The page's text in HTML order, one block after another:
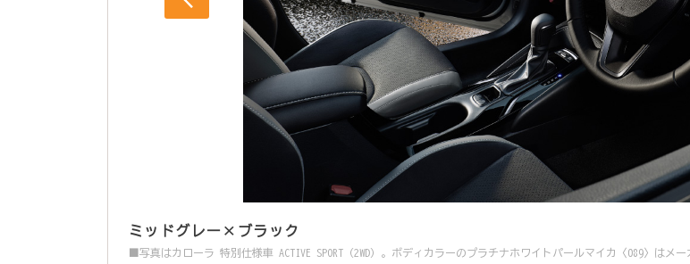
ミッドグレー×ブラック
■写真はカローラ 特別仕様車 ACTIVE SPORT（2WD）。ボディカラーのプラチナホワイトパールマイカ〈089〉は